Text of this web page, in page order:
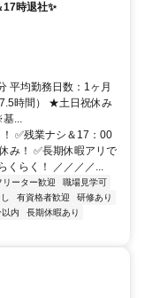
17時退社✨
平均勤務日数：1ヶ月
時間） ★土日祝休み
基...
✅残業ナシ＆17：00
み！ ✅長期休暇アリで
くらく！ ／／／／...
リーター歓迎
職場見学可
有資格者歓迎
研修あり
内
長期休暇あり